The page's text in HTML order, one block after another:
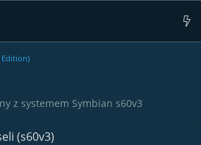
Edition)
z systemem Symbian s60v3
(s60v3)